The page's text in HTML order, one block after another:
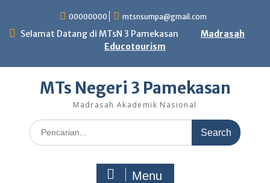
content
00000000 mtsnsumpa@gmail.com
Selamat Datang di MTsN 3 Pamekasan
Madrasah
Educotourism
MTs Negeri 3 Pamekasan
Madrasah Akademik Nasional
Search
for:
Menu